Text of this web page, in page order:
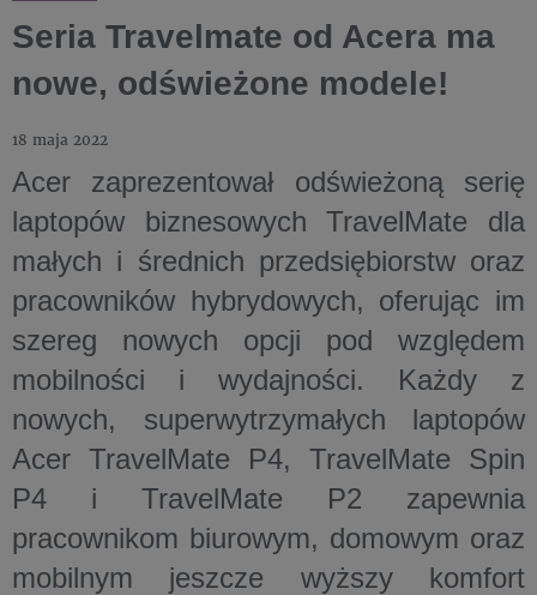
Seria Travelmate od Acera ma
nowe, odświeżone modele!
18 maja 2022
Acer zaprezentował odświeżoną serię
laptopów biznesowych TravelMate dla
małych i średnich przedsiębiorstw oraz
pracowników hybrydowych, oferując im
szereg nowych opcji pod względem
mobilności i wydajności. Każdy z
nowych, superwytrzymałych laptopów
Acer TravelMate P4, TravelMate Spin
P4 i TravelMate P2 zapewnia
pracownikom biurowym, domowym oraz
mobilnym jeszcze wyższy komfort